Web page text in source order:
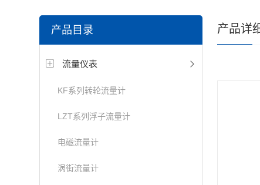
产品目录
流量仪表
KF系列转轮流量计
LZT系列浮子流量计
电磁流量计
涡街流量计
产品详